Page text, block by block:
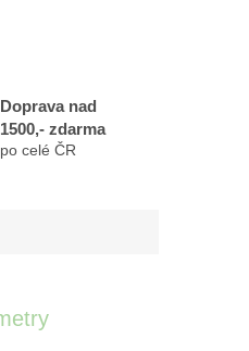
Doprava nad
1500,- zdarma
po celé ČR